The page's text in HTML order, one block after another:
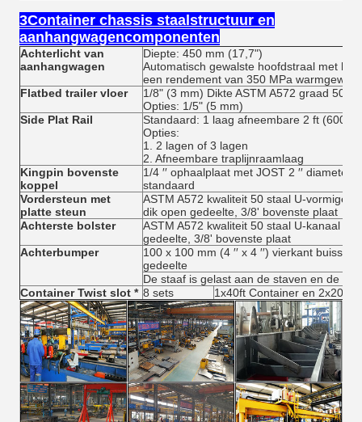
3Container chassis staalstructuur en
aanhangwagencomponenten
Achterlicht van
aanhangwagen
Diepte: 450 mm (17,7")
Automatisch gewalste hoofdstraal met
een rendement van 350 MPa
Flatbed trailer vloer
1/8" (3 mm) Dikte ASTM A572 graad 50
Opties: 1/5" (5 mm)
Side Plat Rail
Standaard: 1 laag afneembare 2 ft (600
Opties:
1. 2 lagen of 3 lagen
2. Afneembare traplijnraamlaag
Kingpin bovenste
koppel
1/4 ′′ ophaalplaat met JOST 2 ′′
standaard
Vordersteun met
platte steun
ASTM A572 kwaliteit 50 staal U-vormige
dik open gedeelte, 3/8' bovenste plaat
Achterste bolster
ASTM A572 kwaliteit 50 staal U-kanaal
gedeelte, 3/8' bovenste plaat
Achterbumper
100 x 100 mm (4 ′′ x 4 ′′) vierkant
gedeelte
De staaf is gelast aan de staven en de
Container Twist slot * 8 sets 1x40ft Container en 2x20ft